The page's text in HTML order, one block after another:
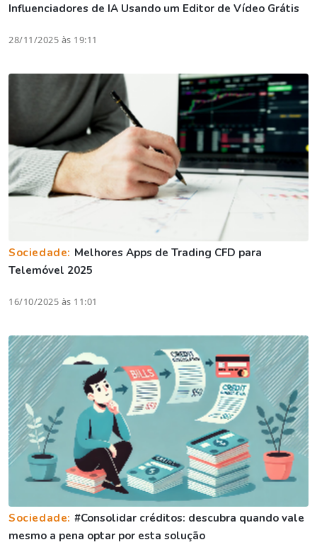
Influenciadores de IA Usando um Editor de Vídeo Grátis
28/11/2025 às 19:11
Sociedade: Melhores Apps de Trading CFD para
Telemóvel 2025
16/10/2025 às 11:01
Sociedade: #Consolidar créditos: descubra quando vale
mesmo a pena optar por esta solução